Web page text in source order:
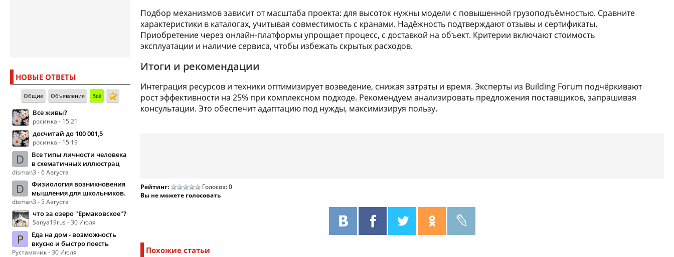
НОВЫЕ ОТВЕТЫ
Общие Объявления Всё
Все живы?
росинка - 15:21
досчитай до 100 001,5
росинка - 15:19
D
Все типы личности человека
в схематичных иллюстрац
disman3 - 6 Августа
D
Физиология возникновения
мышления для школьников.
disman3 - 5 Августа
что за озеро "Ермаковское"?
Sanya19rus - 30 Июля
Р
Еда на дом - возможность
вкусно и быстро поесть
Рустамячик - 30 Июля
Подбор механизмов зависит от масштаба проекта: для высоток нужны модели с повышенной грузоподъёмностью. Сравните
характеристики в каталогах, учитывая совместимость с кранами. Надёжность подтверждают отзывы и сертификаты.
Приобретение через онлайн-платформы упрощает процесс, с доставкой на объект. Критерии включают стоимость
эксплуатации и наличие сервиса, чтобы избежать скрытых расходов.
Итоги и рекомендации
Интеграция ресурсов и техники оптимизирует возведение, снижая затраты и время. Эксперты из Building Forum подчёркивают
рост эффективности на 25% при комплексном подходе. Рекомендуем анализировать предложения поставщиков, запрашивая
консультации. Это обеспечит адаптацию под нужды, максимизируя пользу.
Рейтинг:
Голосов: 0
Вы не можете голосовать
Похожие статьи